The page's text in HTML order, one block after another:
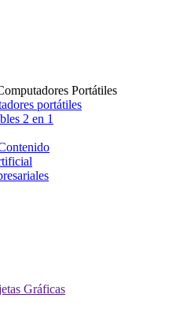
Portátiles
portátiles
2 en 1
Gráficas